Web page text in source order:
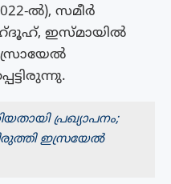
ൽ), സമീർ
ഇസ്മായിൽ
പ്രഖ്യാപനം;
ഇസ്രയേൽ